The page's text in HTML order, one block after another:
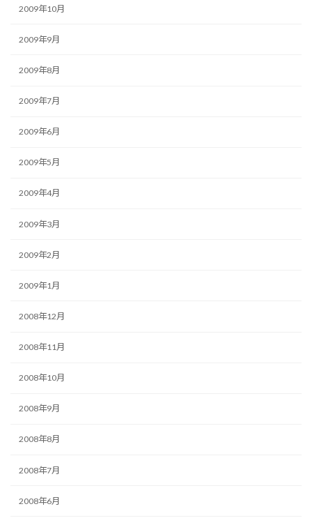
2009年10月
2009年9月
2009年8月
2009年7月
2009年6月
2009年5月
2009年4月
2009年3月
2009年2月
2009年1月
2008年12月
2008年11月
2008年10月
2008年9月
2008年8月
2008年7月
2008年6月